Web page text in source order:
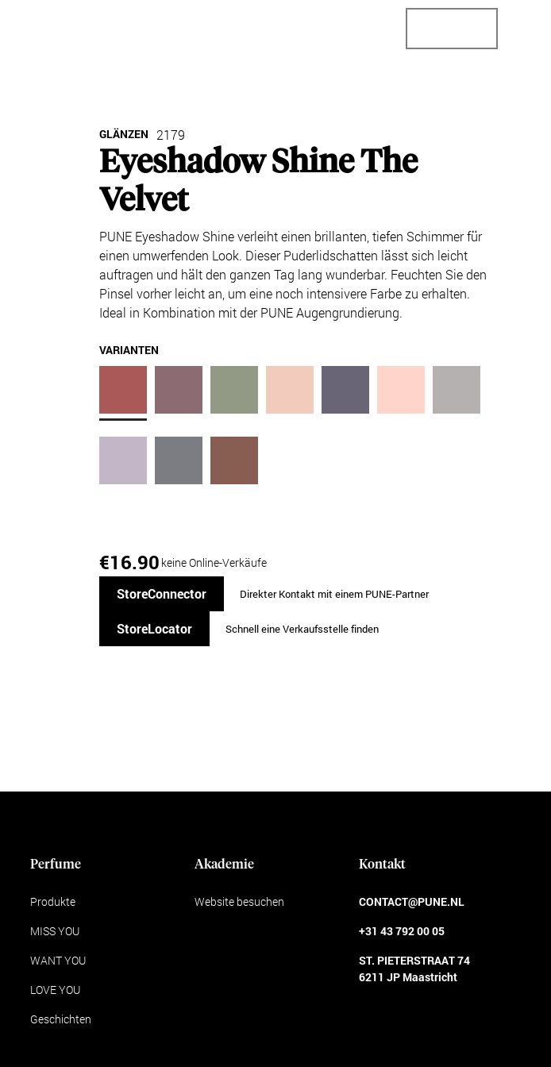
GLÄNZEN 2179
Eyeshadow Shine The
Velvet
PUNE Eyeshadow Shine verleiht einen brillanten, tiefen Schimmer für
einen umwerfenden Look. Dieser Puderlidschatten lässt sich leicht
auftragen und hält den ganzen Tag lang wunderbar. Feuchten Sie den
Pinsel vorher leicht an, um eine noch intensivere Farbe zu erhalten.
Ideal in Kombination mit der PUNE Augengrundierung.
VARIANTEN
€16.90 keine Online-Verkäufe
StoreConnector Direkter Kontakt mit einem PUNE-Partner
StoreLocator Schnell eine Verkaufsstelle finden
Perfume
Produkte
MISS YOU
WANT YOU
LOVE YOU
Geschichten
Akademie
Website besuchen
Kontakt
CONTACT@PUNE.NL
+31 43 792 00 05
ST. PIETERSTRAAT 74
6211 JP Maastricht